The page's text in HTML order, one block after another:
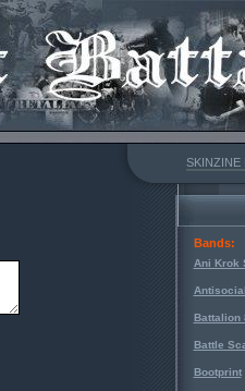
SKINZINE
Bands:
Ani Krok
Battalion
Battle
Bootprint